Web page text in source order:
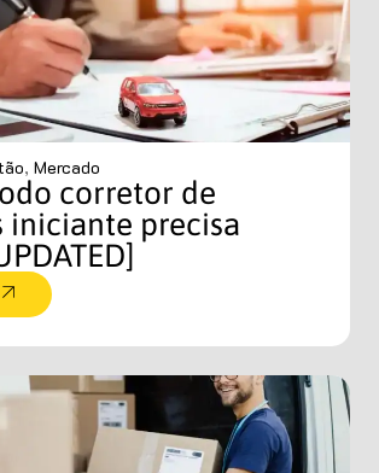
, Mercado
corretor de
iniciante precisa